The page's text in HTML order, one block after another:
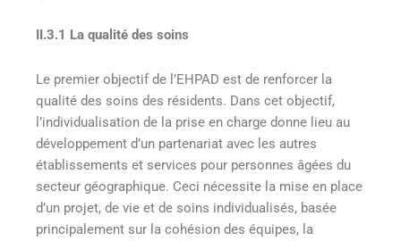
II.3.1 La qualité des soins
Le premier objectif de l’EHPAD est de renforcer la
qualité des soins des résidents. Dans cet objectif,
l’individualisation de la prise en charge donne lieu au
développement d’un partenariat avec les autres
établissements et services pour personnes âgées du
secteur géographique. Ceci nécessite la mise en place
d’un projet, de vie et de soins individualisés, basée
principalement sur la cohésion des équipes, la